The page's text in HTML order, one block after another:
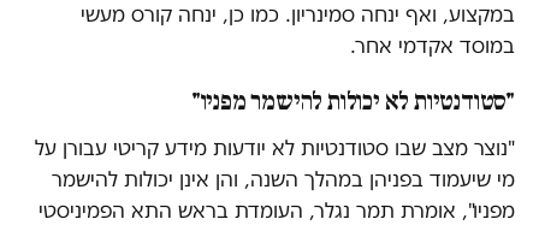
במקצוע, ואף ינחה סמינריון. כמו כן, ינחה קורס מעשי
במוסד אקדמי אחר.
"סטודנטיות לא יכולות להישמר מפניו"
"נוצר מצב שבו סטודנטיות לא יודעות מידע קריטי עבורן על
מי שיעמוד בפניהן במהלך השנה, והן אינן יכולות להישמר
מפניו", אומרת תמר נגלר, העומדת בראש התא הפמיניסטי